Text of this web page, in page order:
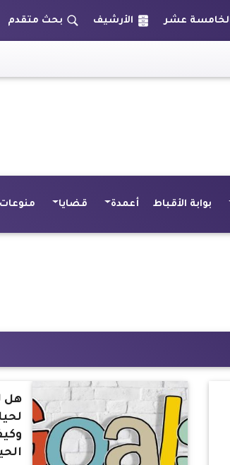
الأرشيف بحث متقدم
بوابة الأقباط أعمدة قضايا منوعات
هل